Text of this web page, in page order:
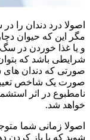
اصولا درد دندان را
مگر این که حیوان
و یا غذا خوردن در
شرایطی باشد که
صورتی که دندان های
صورت یک شاخص
نامطبوع در اثر
خواهد شد.
اصولا زمانی شما
شوید که با باز کردن